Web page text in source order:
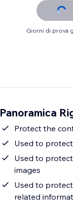
Giorni di prova
Panoramica
Protect the
Used to
Used to
images
Used to
related